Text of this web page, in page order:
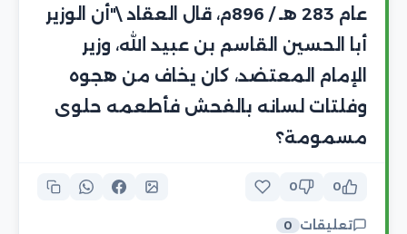
عام 283 هـ / 896م، قال العقاد \"أن الوزير
أبا الحسين القاسم بن عبيد الله، وزير
الإمام المعتضد، كان يخاف من هجوه
وفلتات لسانه بالفحش فأطعمه حلوى
مسمومة؟
0
0
تعليقات 0